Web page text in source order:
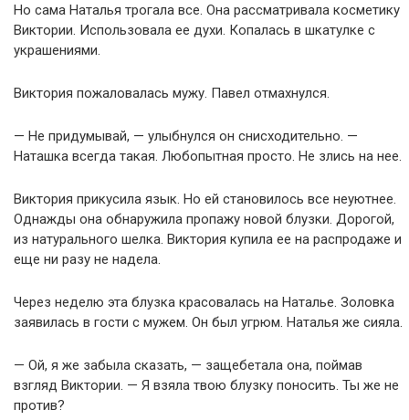
Но сама Наталья трогала все. Она рассматривала косметику
Виктории. Использовала ее духи. Копалась в шкатулке с
украшениями.
Виктория пожаловалась мужу. Павел отмахнулся.
— Не придумывай, — улыбнулся он снисходительно. —
Наташка всегда такая. Любопытная просто. Не злись на нее.
Виктория прикусила язык. Но ей становилось все неуютнее.
Однажды она обнаружила пропажу новой блузки. Дорогой,
из натурального шелка. Виктория купила ее на распродаже и
еще ни разу не надела.
Через неделю эта блузка красовалась на Наталье. Золовка
заявилась в гости с мужем. Он был угрюм. Наталья же сияла.
— Ой, я же забыла сказать, — защебетала она, поймав
взгляд Виктории. — Я взяла твою блузку поносить. Ты же не
против?